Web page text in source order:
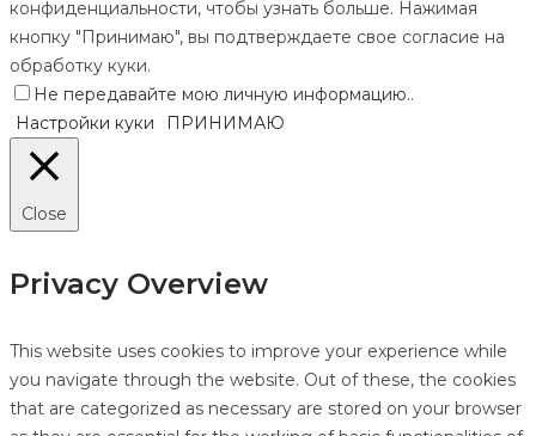
конфиденциальности, чтобы узнать больше. Нажимая
кнопку "Принимаю", вы подтверждаете свое согласие на
обработку куки.
Не передавайте мою личную информацию..
Настройки куки
ПРИНИМАЮ
Close
Privacy Overview
This website uses cookies to improve your experience while
you navigate through the website. Out of these, the cookies
that are categorized as necessary are stored on your browser